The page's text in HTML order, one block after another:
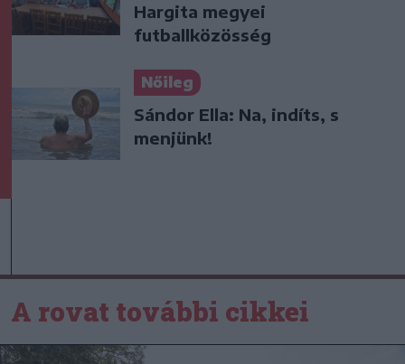
Hargita megyei
futballközösség
Nőileg
Sándor Ella: Na, indíts, s
menjünk!
A rovat további cikkei